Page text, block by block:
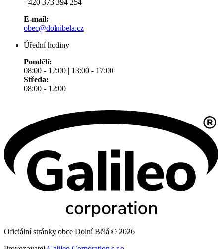
+420 373 394 254
E-mail:
obec@dolnibela.cz
Úřední hodiny
Pondělí:
08:00 - 12:00 | 13:00 - 17:00
Středa:
08:00 - 12:00
Oficiální stránky obce Dolní Bělá © 2026